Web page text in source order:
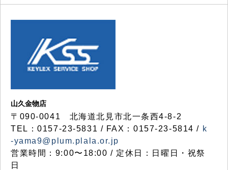
山久金物店
〒090-0041 北海道北見市北一条西4-8-2
TEL：0157-23-5831 / FAX：0157-23-5814 / k
-yama9@plum.plala.or.jp
営業時間：9:00〜18:00 / 定休日：日曜日・祝祭
日